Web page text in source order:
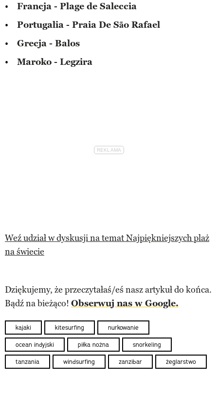
Francja - Plage de Saleccia
Portugalia - Praia De São Rafael
Grecja - Balos
Maroko - Legzira
Weź udział w dyskusji na temat Najpiękniejszych plaż
na świecie
Dziękujemy, że przeczytałaś/eś nasz artykuł do końca.
Bądź na bieżąco! Obserwuj nas w Google.
kajaki kitesurfing nurkowanie
ocean indyjski piłka nożna snorkeling
tanzania windsurfing zanzibar żeglarstwo